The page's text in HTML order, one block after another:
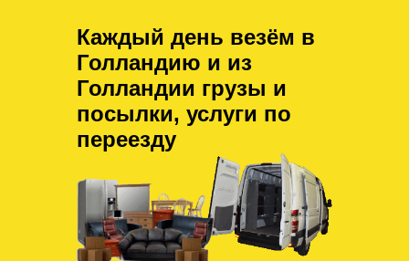
Каждый день везём в
Голландию и из
Голландии грузы и
посылки, услуги по
переезду